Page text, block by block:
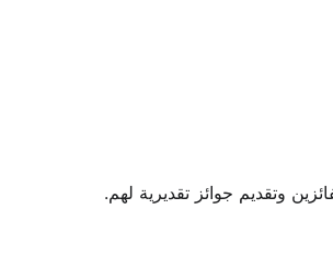
وتقديم جوائز تقديرية لهم.